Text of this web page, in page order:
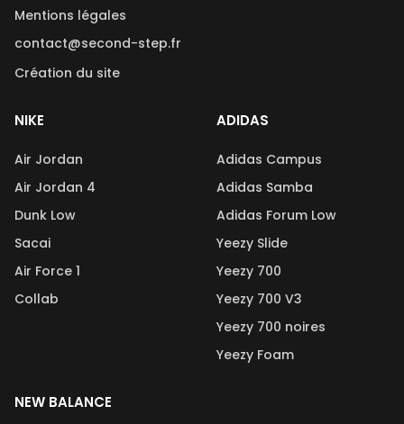
Mentions légales
contact@second-step.fr
Création du site
NIKE
Air Jordan
Air Jordan 4
Dunk Low
Sacai
Air Force 1
Collab
ADIDAS
Adidas Campus
Adidas Samba
Adidas Forum Low
Yeezy Slide
Yeezy 700
Yeezy 700 V3
Yeezy 700 noires
Yeezy Foam
NEW BALANCE